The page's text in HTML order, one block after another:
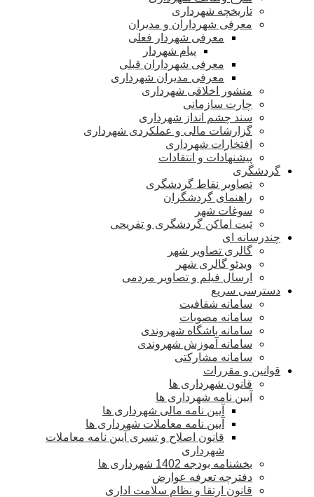
تاریخچه شهرداری
معرفی شهرداران و مدیران
معرفی شهردار فعلی
پیام شهردار
معرفی شهرداران قبلی
معرفی مدیران شهرداری
منشور اخلاقی شهرداری
چارت سازمانی
سند چشم انداز شهرداری
گزارشات مالی و عملکردی شهرداری
افتخارات شهرداری
پیشنهادات و انتقادات
گردشگری
تصاویر نقاط گردشگری
راهنمای گردشگران
سوغات شهر
ثبت اماکن گردشگری و تفریحی
چندرسانه ای
گالری تصاویر شهر
ویدئو گالری شهر
ارسال فیلم و تصاویر مردمی
دسترسی سریع
سامانه شفافیت
سامانه مصوبات
سامانه باشگاه شهروندی
سامانه آموزش شهروندی
سامانه مشارکتی
قوانین و مقررات
قانون شهرداری ها
آیین نامه شهرداری ها
آیین نامه مالی شهرداری ها
آیین نامه معاملات شهرداری ها
قانون اصلاح و تسری آیین نامه معاملات
شهرداری
بخشنامه بودجه 1402 شهرداری ها
دفترچه تعرفه عوارض
قانون ارتقا و نظام سلامت اداری